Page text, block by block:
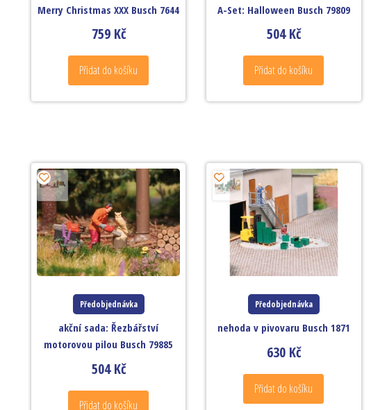
Merry Christmas XXX Busch 7644
759 Kč
Přidat do košíku
A-Set: Halloween Busch 79809
504Kč
Přidat do košíku
Předobjednávka
akční sada: Řezbářství
motorovou pilou Busch 79885
504Kč
Přidat do košíku
Předobjednávka
nehoda v pivovaru Busch 1871
630 Kč
Přidat do košíku